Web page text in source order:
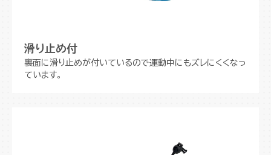
滑り止め付
裏面に滑り止めが付いているので運動中にもズレにくくなっ
ています。